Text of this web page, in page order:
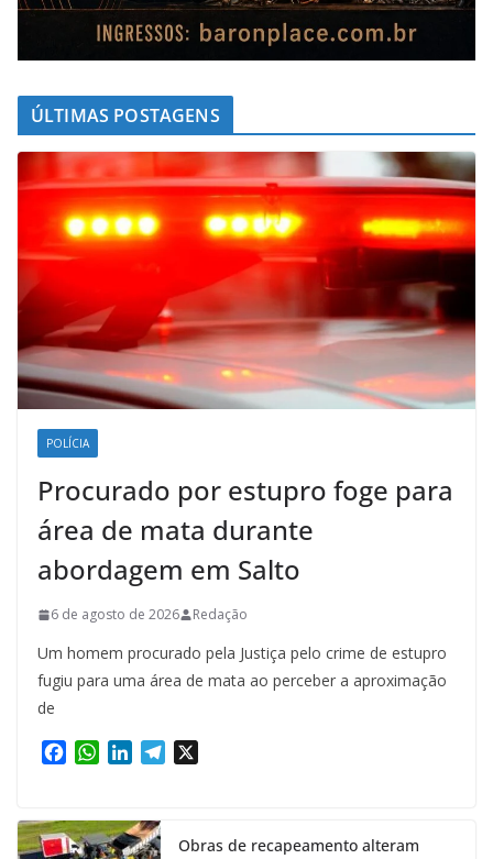
ÚLTIMAS POSTAGENS
POLÍCIA
Procurado por estupro foge para
área de mata durante
abordagem em Salto
6 de agosto de 2026 Redação
Um homem procurado pela Justiça pelo crime de estupro
fugiu para uma área de mata ao perceber a aproximação
de
e
b
W
t
s
k
e
Obras de recapeamento alteram